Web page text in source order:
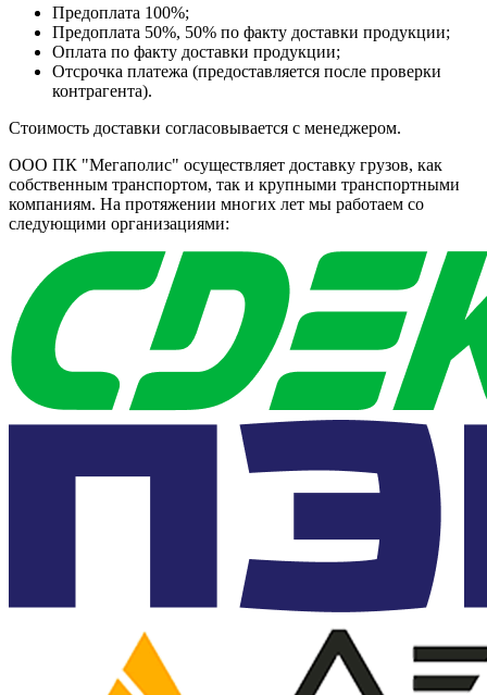
Предоплата 100%;
Предоплата 50%, 50% по факту доставки продукции;
Оплата по факту доставки продукции;
Отсрочка платежа (предоставляется после проверки
контрагента).
Стоимость доставки согласовывается с менеджером.
ООО ПК "Мегаполис" осуществляет доставку грузов, как
собственным транспортом, так и крупными транспортными
компаниям. На протяжении многих лет мы работаем со
следующими организациями: